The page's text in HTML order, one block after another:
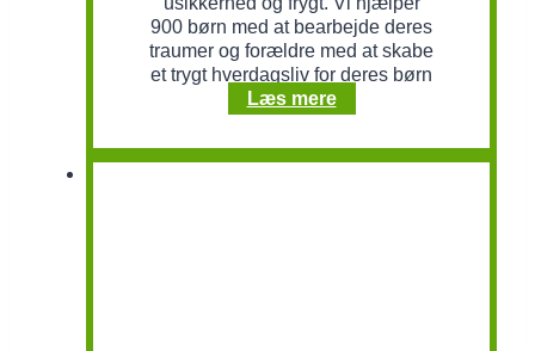
900 børn med at bearbejde deres
traumer og forældre med at skabe
et trygt hverdagsliv for deres børn
Læs mereKrigsramte
børn
i
Myanmar